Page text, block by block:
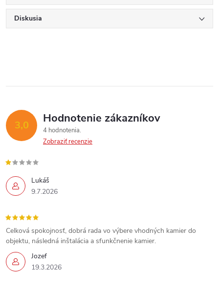
Diskusia
3,0 Hodnotenie zákazníkov
4 hodnotenia
Zobraziť recenzie
Lukáš
9.7.2026
Jozef
19.3.2026
Celková spokojnosť, dobrá rada vo výbere vhodných kamier do
objektu, následná inštalácia a sfunkčnenie kamier.